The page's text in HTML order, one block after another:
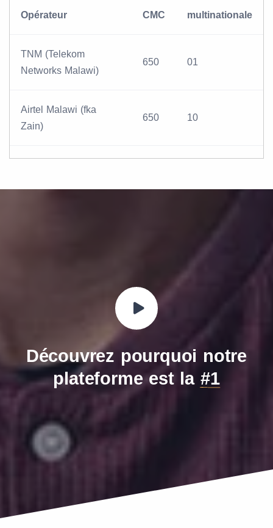
Opérateur CMC multinationale
TNM (Telekom
Networks Malawi)
650 01
Airtel Malawi (fka
Zain)
650 10
Découvrez pourquoi notre
plateforme est la #1